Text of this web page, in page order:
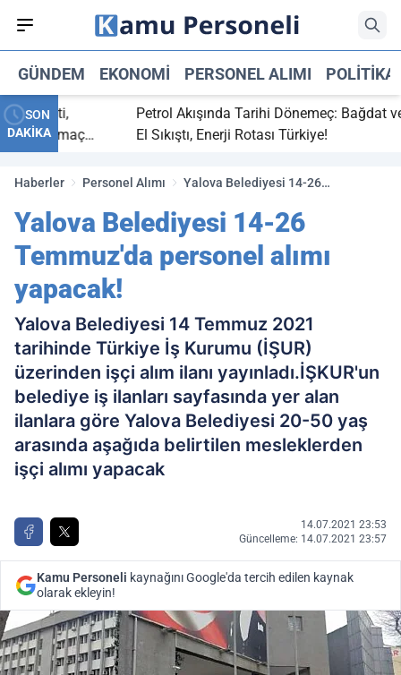
GÜNDEM EKONOMI PERSONEL ALIMI POLITIKA
SON
DAKİKA
bitti,
maç
Petrol Akışında Tarihi Dönemeç: Bağdat ve
El Sıkıştı, Enerji Rotası Türkiye!
Haberler Personel Alımı
Yalova Belediyesi 14-26
Yalova Belediyesi 14-26
Temmuz'da personel alımı
yapacak!
Yalova Belediyesi 14 Temmuz 2021
tarihinde Türkiye İş Kurumu (İŞUR)
üzerinden işçi alım ilanı yayınladı.İŞKUR'un
belediye iş ilanları sayfasında yer alan
ilanlara göre Yalova Belediyesi 20-50 yaş
arasında aşağıda belirtilen mesleklerden
işçi alımı yapacak
14.07.2021 23:53
Güncelleme: 14.07.2021 23:57
Kamu Personeli kaynağını Google'da tercih edilen kaynak
olarak ekleyin!